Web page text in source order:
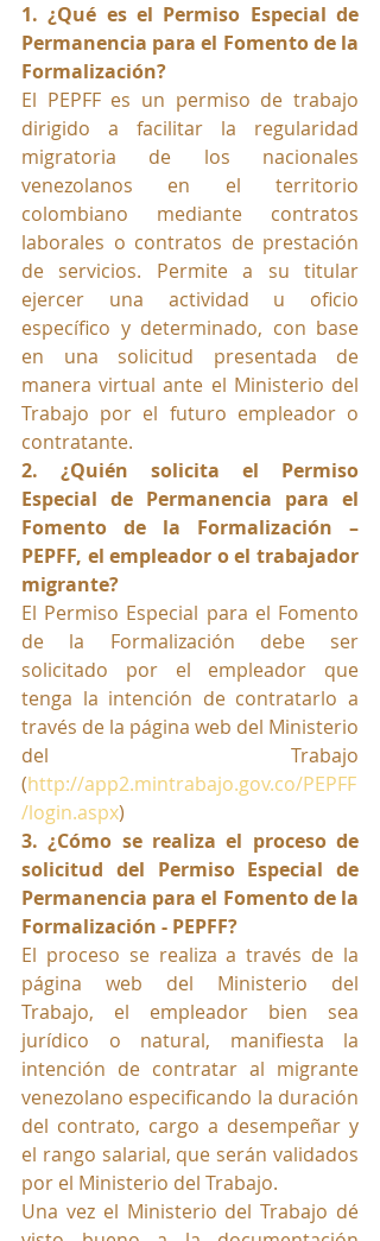
1. ¿Qué es el Permiso Especial de
Permanencia para el Fomento de la
Formalización?
El PEPFF es un permiso de trabajo
dirigido a facilitar la regularidad
migratoria de los nacionales
venezolanos en el territorio
colombiano mediante contratos
laborales o contratos de prestación
de servicios. Permite a su titular
ejercer una actividad u oficio
específico y determinado, con base
en una solicitud presentada de
manera virtual ante el Ministerio del
Trabajo por el futuro empleador o
contratante.
2. ¿Quién solicita el Permiso
Especial de Permanencia para el
Fomento de la Formalización –
PEPFF, el empleador o el trabajador
migrante?
El Permiso Especial para el Fomento
de la Formalización debe ser
solicitado por el empleador que
tenga la intención de contratarlo a
través de la página web del Ministerio
del Trabajo
(http://app2.mintrabajo.gov.co/PEPFF
/login.aspx)
3. ¿Cómo se realiza el proceso de
solicitud del Permiso Especial de
Permanencia para el Fomento de la
Formalización - PEPFF?
El proceso se realiza a través de la
página web del Ministerio del
Trabajo, el empleador bien sea
jurídico o natural, manifiesta la
intención de contratar al migrante
venezolano especificando la duración
del contrato, cargo a desempeñar y
el rango salarial, que serán validados
por el Ministerio del Trabajo.
Una vez el Ministerio del Trabajo dé